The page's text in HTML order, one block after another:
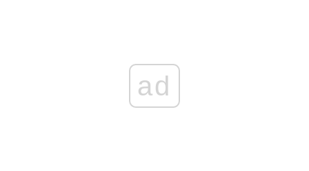
ad